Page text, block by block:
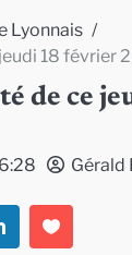
Lyonnais
18 février
de ce
Gérald